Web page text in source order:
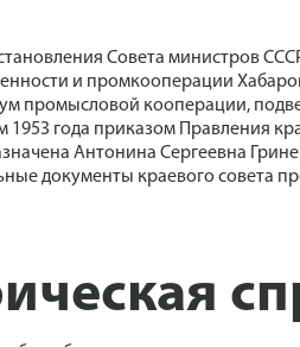
Совета министров
и промкооперации
промысловой кооперации,
1953 года приказом Правления
Антонина Сергеевна
документы краевого совета